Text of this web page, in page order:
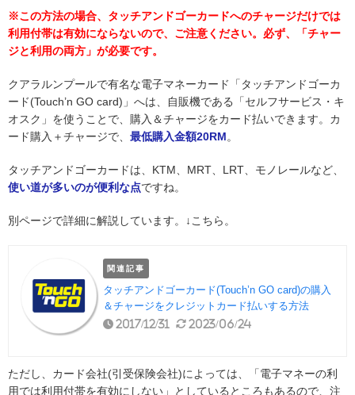
※この方法の場合、タッチアンドゴーカードへのチャージだけでは
利用付帯は有効にならないので、ご注意ください。必ず、「チャー
ジと利用の両方」が必要です。
クアラルンプールで有名な電子マネーカード「タッチアンドゴーカ
ード(Touch’n GO card)」へは、自販機である「セルフサービス・キ
オスク」を使うことで、購入＆チャージをカード払いできます。カ
ード購入＋チャージで、 最低購入金額20RM。
タッチアンドゴーカードは、KTM、MRT、LRT、モノレールなど、
使い道が多いのが便利な点ですね。
別ページで詳細に解説しています。↓こちら。
関連記事
タッチアンドゴーカード(Touch’n GO card)の購入
＆チャージをクレジットカード払いする方法
2017/12/31 2023/06/24
ただし、カード会社(引受保険会社)によっては、「電子マネーの利
用では利用付帯を有効にしない」としているところもあるので、注